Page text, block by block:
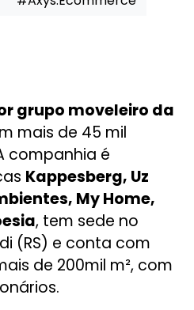
B2B – Grupo k1 no
grupo moveleiro da
mais de 45 mil
companhia é
Kappesberg, Uz
My Home,
, tem sede no
(RS) e conta com
de 200mil m², com